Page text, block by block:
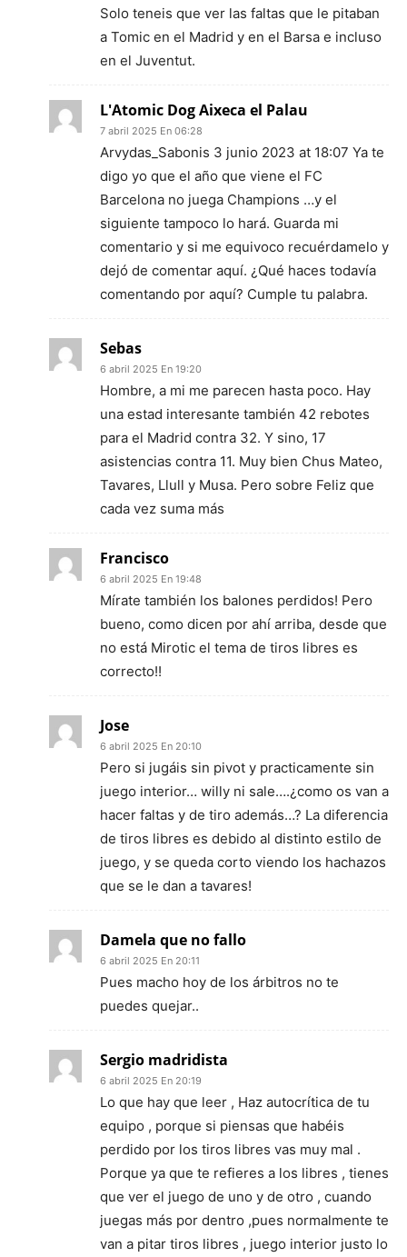
Solo teneis que ver las faltas que le pitaban
a Tomic en el Madrid y en el Barsa e incluso
en el Juventut.
L'Atomic Dog Aixeca el Palau
7 abril 2025 En 06:28
Arvydas_Sabonis 3 junio 2023 at 18:07 Ya te
digo yo que el año que viene el FC
Barcelona no juega Champions …y el
siguiente tampoco lo hará. Guarda mi
comentario y si me equivoco recuérdamelo y
dejó de comentar aquí. ¿Qué haces todavía
comentando por aquí? Cumple tu palabra.
Sebas
6 abril 2025 En 19:20
Hombre, a mi me parecen hasta poco. Hay
una estad interesante también 42 rebotes
para el Madrid contra 32. Y sino, 17
asistencias contra 11. Muy bien Chus Mateo,
Tavares, Llull y Musa. Pero sobre Feliz que
cada vez suma más
Francisco
6 abril 2025 En 19:48
Mírate también los balones perdidos! Pero
bueno, como dicen por ahí arriba, desde que
no está Mirotic el tema de tiros libres es
correcto!!
Jose
6 abril 2025 En 20:10
Pero si jugáis sin pivot y practicamente sin
juego interior… willy ni sale….¿como os van a
hacer faltas y de tiro además…? La diferencia
de tiros libres es debido al distinto estilo de
juego, y se queda corto viendo los hachazos
que se le dan a tavares!
Damela que no fallo
6 abril 2025 En 20:11
Pues macho hoy de los árbitros no te
puedes quejar..
Sergio madridista
6 abril 2025 En 20:19
Lo que hay que leer , Haz autocrítica de tu
equipo , porque si piensas que habéis
perdido por los tiros libres vas muy mal .
Porque ya que te refieres a los libres , tienes
que ver el juego de uno y de otro , cuando
juegas más por dentro ,pues normalmente te
van a pitar tiros libres , juego interior justo lo